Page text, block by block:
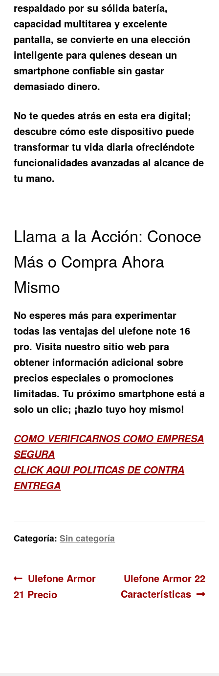
respaldado por su sólida batería,
capacidad multitarea y excelente
pantalla, se convierte en una elección
inteligente para quienes desean un
smartphone confiable sin gastar
demasiado dinero.
No te quedes atrás en esta era digital;
descubre cómo este dispositivo puede
transformar tu vida diaria ofreciéndote
funcionalidades avanzadas al alcance de
tu mano.
Llama a la Acción: Conoce
Más o Compra Ahora
Mismo
No esperes más para experimentar
todas las ventajas del ulefone note 16
pro. Visita nuestro sitio web para
obtener información adicional sobre
precios especiales o promociones
limitadas. Tu próximo smartphone está a
solo un clic; ¡hazlo tuyo hoy mismo!
COMO VERIFICARNOS COMO EMPRESA
SEGURA
CLICK AQUI POLITICAS DE CONTRA
ENTREGA
Categoría:Sin categoría
Navegación
de
Anterior:
Ulefone Armor
21 Precio
Siguiente:
Ulefone Armor 22
Características